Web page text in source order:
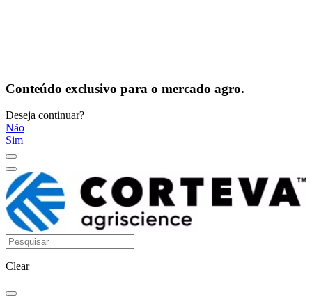
Conteúdo exclusivo para o mercado agro.
Deseja continuar?
Não
Sim
Clear